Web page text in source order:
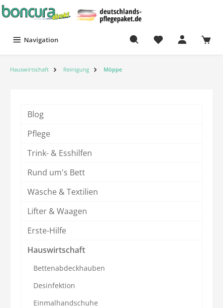
Navigation
Hauswirtschaft Reinigung Möppe
Blog
Pflege
Trink- & Esshilfen
Rund um's Bett
Wäsche & Textilien
Lifter & Waagen
Erste-Hilfe
Hauswirtschaft
Bettenabdeckhauben
Desinfektion
Einmalhandschuhe